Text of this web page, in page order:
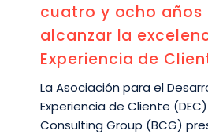
cuatro y ocho años
alcanzar la
Experiencia de
La Asociación para el
Experiencia de Cliente
Consulting Group (BCG)